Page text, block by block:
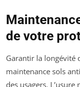
de votre
Garantir la longévité
maintenance sols
des usagers.